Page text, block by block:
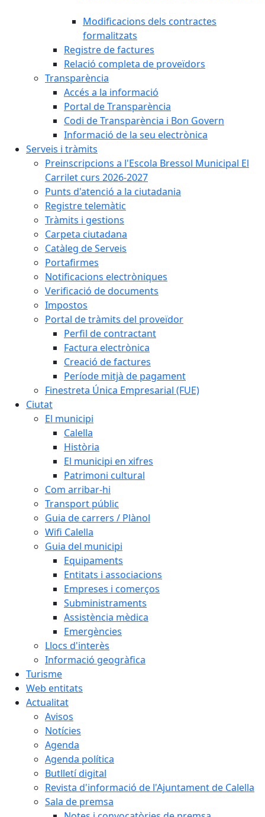
Modificacions dels contractes
formalitzats
Registre de factures
Relació completa de proveïdors
Transparència
Accés a la informació
Portal de Transparència
Codi de Transparència i Bon Govern
Informació de la seu electrònica
Serveis i tràmits
Preinscripcions a l'Escola Bressol Municipal El
Carrilet curs 2026-2027
Punts d'atenció a la ciutadania
Registre telemàtic
Tràmits i gestions
Carpeta ciutadana
Catàleg de Serveis
Portafirmes
Notificacions electròniques
Verificació de documents
Impostos
Portal de tràmits del proveïdor
Perfil de contractant
Factura electrònica
Creació de factures
Període mitjà de pagament
Finestreta Única Empresarial (FUE)
Ciutat
El municipi
Calella
Història
El municipi en xifres
Patrimoni cultural
Com arribar-hi
Transport públic
Guia de carrers / Plànol
Wifi Calella
Guia del municipi
Equipaments
Entitats i associacions
Empreses i comerços
Subministraments
Assistència mèdica
Emergències
Llocs d'interès
Informació geogràfica
Turisme
Web entitats
Actualitat
Avisos
Notícies
Agenda
Agenda política
Butlletí digital
Revista d'informació de l'Ajuntament de Calella
Sala de premsa